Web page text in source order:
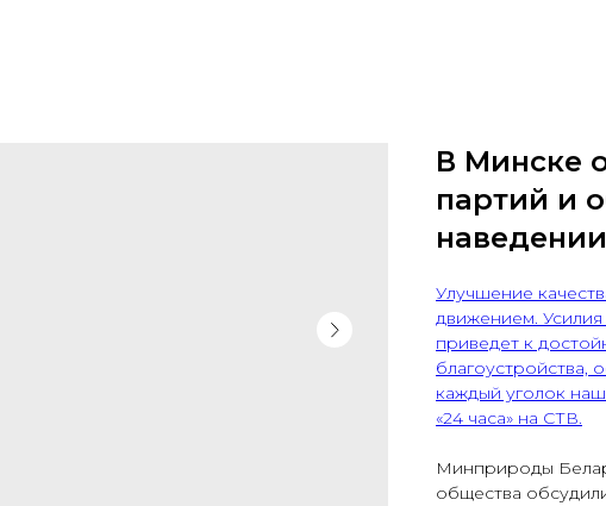
В Минске
партий и
Улучшение
движением. Усилия
приведет к
благоустройства,
каждый уголок
«24 часа» на СТВ.
Минприроды
общества